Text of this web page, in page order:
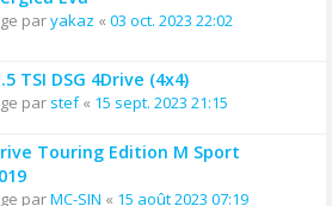
paryakaz « 03 oct. 2023 22:02
TSI DSG 4Drive (4x4)
par stef« 15 sept. 2023 21:15
Touring Edition M Sport
parMC-SIN « 15 août 2023 07:19